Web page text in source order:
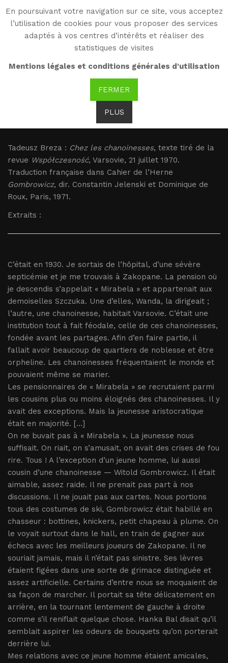
En poursuivant votre navigation sur ce site, vous acceptez
l’utilisation de cookies pour vous proposer des services
adaptés à vos centres d’intérêts et réaliser des
statistiques de visites
Mentions légales et conditions générales d'utilisation
FERMER
PLUS
WG
Witold Gombrowicz
Breza : Witold à
Breza : Witold à Zakopane
Tadeusz Breza : Chez les chanoinesses, texte tiré de la
revue Współczesność, Varsovie, 21 juillet 1970.
Traduction française dans Cahier de l’Herne
Gombrowicz, dir. Constantin Jelenski et Dominique de
Roux, Paris, 1971.
Extraits :
C’était en 1930. Je sortais de l’hôpital, d’une sévère
septicémie et je me trouvais à Zakopane. La pension où
je descendis s’appelait « Mirabela » et appartenait aux
demoiselles Szczuka. Une d’elles, Wanda, la dirigeait ;
l’autre, une chanoinesse, habitait Varsovie. C’était une
institution tout à fait féodale, celle de ces chanoinesses,
fondée avant les partages. Afin d’en faire partie, il
fallait avoir beaucoup de quartiers de noblesse et être
orpheline. Les chanoinesses fréquentaient le monde et
pouvaient même se marier.
Les pensionnaires de « Mirabela » se recrutaient parmi
les cousins plus ou moins éloignés des chanoinesses. Il y
avait des exceptions. Mais la jeunesse aristocratique
était en majorité. [...]
On ne buvait pas à « Mirabela ». La jeunesse nous
suffisait. On riait, on s’amusait, on avait des crises de fou
rire. Tous ! A l’exception d’un jeune homme, lui aussi
cousin d’une chanoinesse — Witold Gombrowicz. Il était
aimable, assez raide. Il ne prenait pas part à nos
discussions. Il ne jouait pas aux cartes. Nous portions
tous des costumes de ski, Gombrowicz était habillé en
chasseur : bottines, knickers, petit chapeau à plume. On
le voyait surtout dans le hall, en train de gagner aux
échecs avec les meilleurs joueurs de Zakopane. Il ne
souriait jamais, mais il n’était pas sinistre. Ses lèvres
étaient figées dans une sorte de grimace distinguée et
assez artificielle. Certains d’entre nous se moquaient de
sa façon de marcher. Il portait sa tête délicatement en
arrière, en la tournant lentement de gauche à droite
comme s’il reniflait quelque chose. Hanka Bal disait qu’il
semblait aspirer les odeurs de bouquets qu’on porterait
derrière lui.
Mes relations avec ce jeune homme étaient amicales,